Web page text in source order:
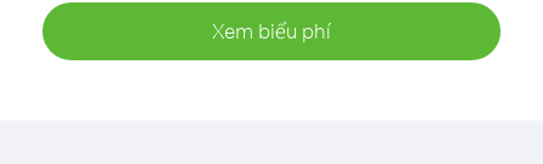
Xem biểu phí